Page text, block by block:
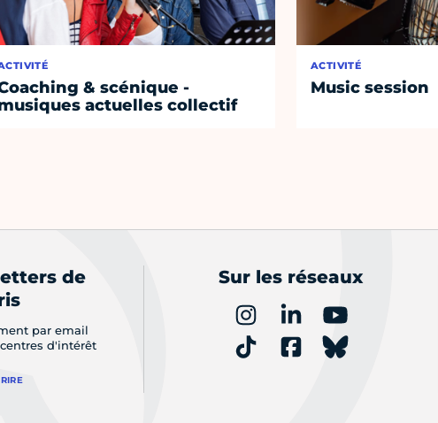
& scénique -
actuelles collectif
ACTIVITÉ
Music session
de
par email
d'intérêt
Sur les réseaux